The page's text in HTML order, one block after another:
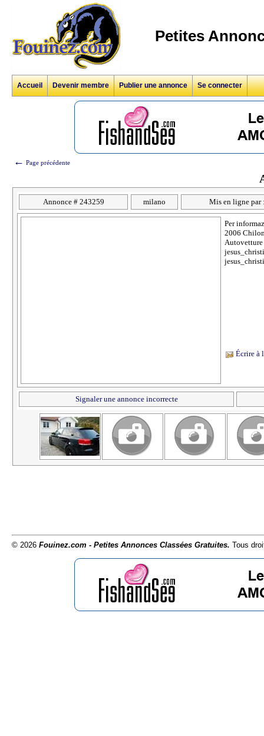
Petites
Accueil Devenir membre Publier une annonce Se connecter
← Page précédente
Annonce # 243259 milano Mis en ligne par
Per
2006
Écrire à
Signaler une annonce incorrecte
© 2026 Fouinez.com - Petites Annonces Classées Gratuites. Tous